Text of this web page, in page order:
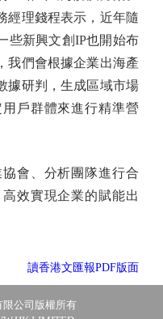
經理錢程表示，近年隨
些新興文創IP也開始布
我們會根據企業出海產
據研判，生成區域市場
戶群體來進行精準營
會、分析團隊進行合
效實現企業的賦能出
讀香港文匯報PDF版面
公司版權所有